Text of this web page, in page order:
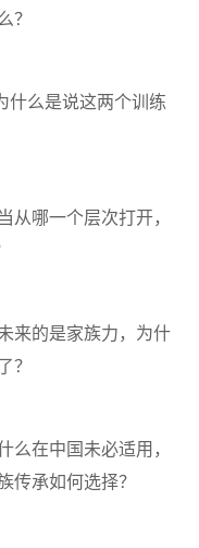
？
什么是说这两个训练
从哪一个层次打开，
来的是家族力，为什
？
么在中国未必适用，
传承如何选择？